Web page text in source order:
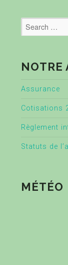
NOTRE
Assurance
Cotisations
Règlement
Statuts de
MÉTÉO